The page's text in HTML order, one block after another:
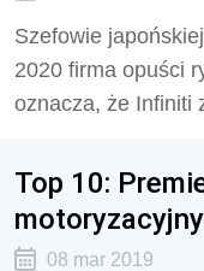
Szefowie
2020 firma opuści
oznacza, że Infiniti
Top 10:
08 mar 2019